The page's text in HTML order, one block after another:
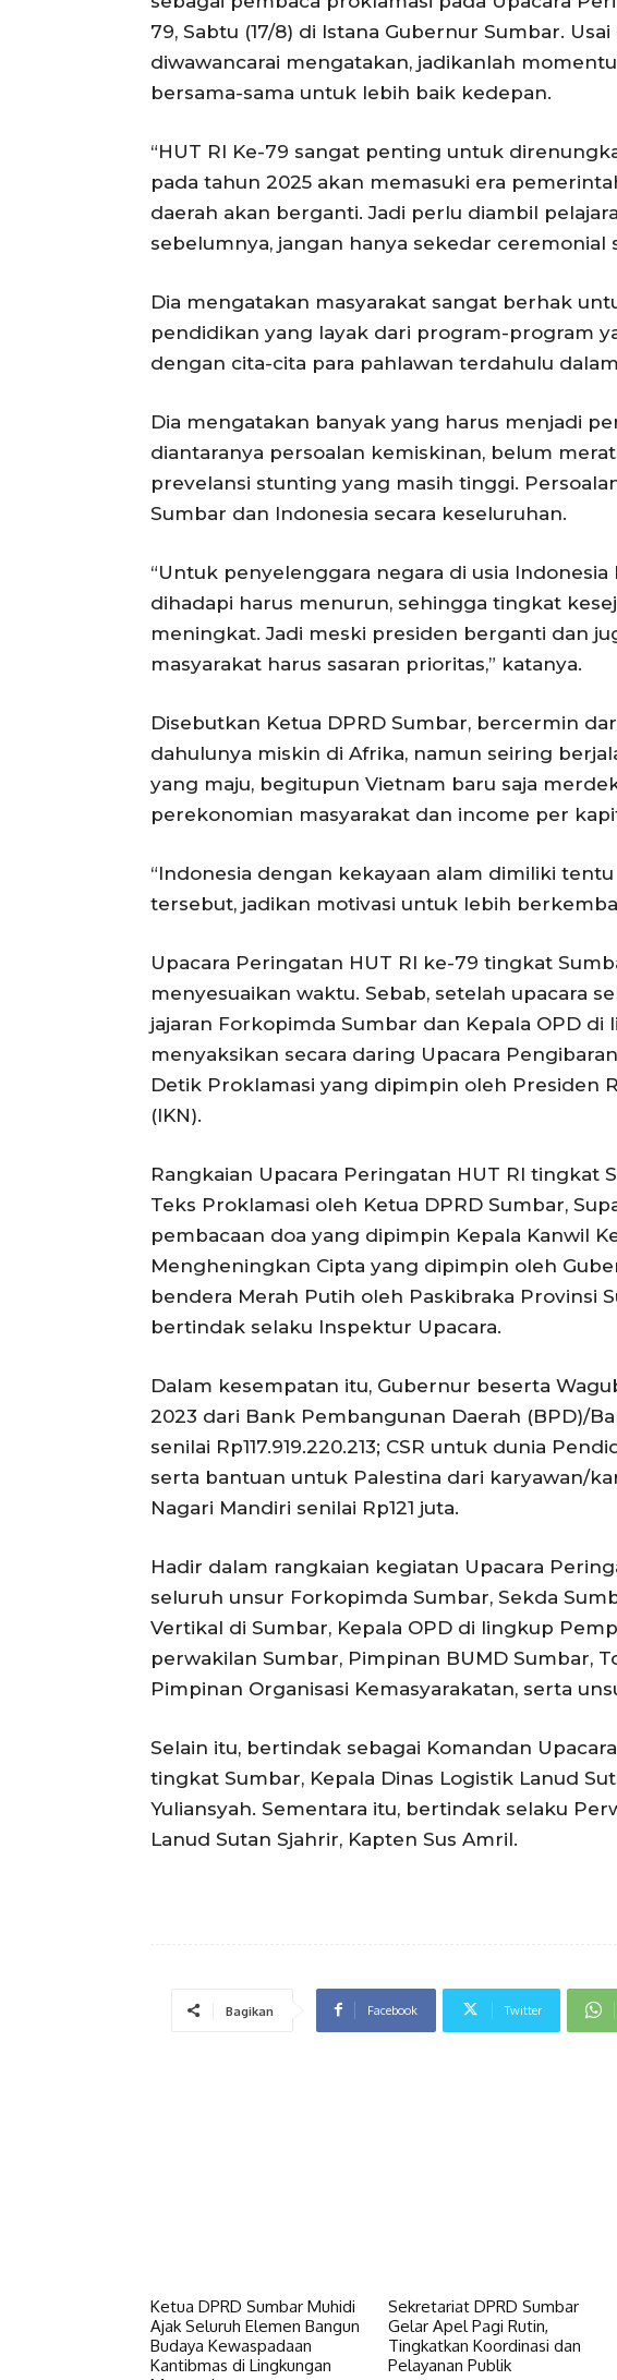
79, Sabtu (17/8) di Istana Gubernur Sumbar.
diwawancarai mengatakan, jadikanlah
bersama-sama untuk lebih baik kedepan.
“HUT RI Ke-79 sangat penting untuk
pada tahun 2025 akan memasuki era
daerah akan berganti. Jadi perlu diambil
sebelumnya, jangan hanya sekedar ceremonial
Dia mengatakan masyarakat sangat berhak
pendidikan yang layak dari program-program
dengan cita-cita para pahlawan terdahulu
Dia mengatakan banyak yang harus menjadi
diantaranya persoalan kemiskinan, belum
prevelansi stunting yang masih tinggi.
Sumbar dan Indonesia secara keseluruhan.
“Untuk penyelenggara negara di usia
dihadapi harus menurun, sehingga tingkat
meningkat. Jadi meski presiden berganti dan
masyarakat harus sasaran prioritas,” katanya.
Disebutkan Ketua DPRD Sumbar, bercermin
dahulunya miskin di Afrika, namun seiring
yang maju, begitupun Vietnam baru saja
perekonomian masyarakat dan income per
“Indonesia dengan kekayaan alam dimiliki
tersebut, jadikan motivasi untuk lebih
Upacara Peringatan HUT RI ke-79 tingkat
menyesuaikan waktu. Sebab, setelah upacara
jajaran Forkopimda Sumbar dan Kepala OPD
menyaksikan secara daring Upacara
Detik Proklamasi yang dipimpin oleh Presiden
(IKN).
Rangkaian Upacara Peringatan HUT RI tingkat
Teks Proklamasi oleh Ketua DPRD Sumbar,
pembacaan doa yang dipimpin Kepala Kanwil
Mengheningkan Cipta yang dipimpin oleh
bendera Merah Putih oleh Paskibraka Provinsi
bertindak selaku Inspektur Upacara.
Dalam kesempatan itu, Gubernur beserta
2023 dari Bank Pembangunan Daerah (BPD)/
senilai Rp117.919.220.213; CSR untuk dunia
serta bantuan untuk Palestina dari karyawan/
Nagari Mandiri senilai Rp121 juta.
Hadir dalam rangkaian kegiatan Upacara
seluruh unsur Forkopimda Sumbar, Sekda
Vertikal di Sumbar, Kepala OPD di lingkup
perwakilan Sumbar, Pimpinan BUMD Sumbar,
Pimpinan Organisasi Kemasyarakatan, serta
Selain itu, bertindak sebagai Komandan
tingkat Sumbar, Kepala Dinas Logistik Lanud
Yuliansyah. Sementara itu, bertindak selaku
Lanud Sutan Sjahrir, Kapten Sus Amril.
Bagikan Facebook Twitter
Ketua DPRD Sumbar Muhidi
Ajak Seluruh Elemen Bangun
Budaya Kewaspadaan
Kantibmas di Lingkungan
Sekretariat DPRD Sumbar
Gelar Apel Pagi Rutin,
Tingkatkan Koordinasi dan
Pelayanan Publik